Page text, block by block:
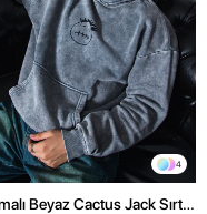
4
Beyaz Cactus Jack Sırt